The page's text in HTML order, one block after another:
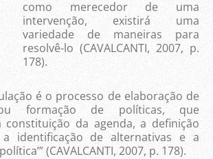
como merecedor de uma
intervenção, existirá uma
variedade de maneiras para
resolvê-lo (CAVALCANTI, 2007, p.
178).
é o processo de elaboração de
formação de políticas, que
constituição da agenda, a definição
a identificação de alternativas e a
(CAVALCANTI, 2007, p. 178).